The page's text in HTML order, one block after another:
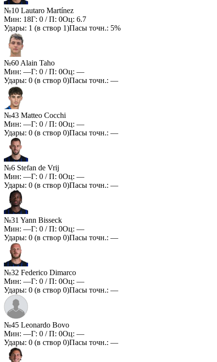
№10 Lautaro Martínez
Мин: 18Г: 0 / П: 0Оц: 6.7
Удары: 1 (в створ 1)Пасы точн.: 5%
№60 Alain Taho
Мин: —Г: 0 / П: 0Оц: —
Удары: 0 (в створ 0)Пасы точн.: —
№43 Matteo Cocchi
Мин: —Г: 0 / П: 0Оц: —
Удары: 0 (в створ 0)Пасы точн.: —
№6 Stefan de Vrij
Мин: —Г: 0 / П: 0Оц: —
Удары: 0 (в створ 0)Пасы точн.: —
№31 Yann Bisseck
Мин: —Г: 0 / П: 0Оц: —
Удары: 0 (в створ 0)Пасы точн.: —
№32 Federico Dimarco
Мин: —Г: 0 / П: 0Оц: —
Удары: 0 (в створ 0)Пасы точн.: —
№45 Leonardo Bovo
Мин: —Г: 0 / П: 0Оц: —
Удары: 0 (в створ 0)Пасы точн.: —